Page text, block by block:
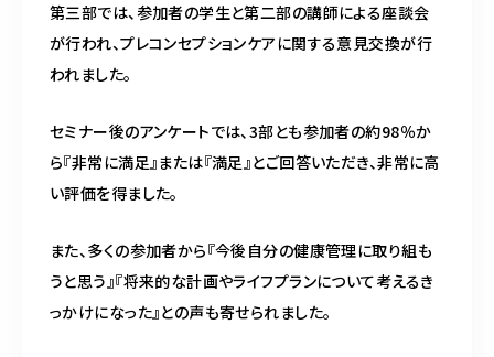
第三部では、参加者の学生と第二部の講師による座談会
が行われ、プレコンセプションケアに関する意見交換が行
われました。
セミナー後のアンケートでは、3部とも参加者の約98％か
ら『非常に満足』または『満足』とご回答いただき、非常に高
い評価を得ました。
また、多くの参加者から『今後⾃分の健康管理に取り組も
うと思う』『将来的な計画やライフプランについて考えるき
っかけになった』との声も寄せられました。